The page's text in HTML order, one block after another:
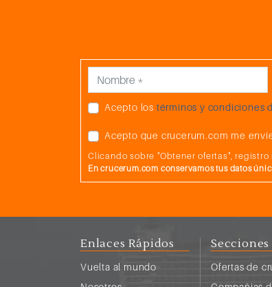
Acepto los términos y condiciones
Acepto que crucerum.com me
Clicando sobre "Obtener ofertas",
En crucerum.com conservamos tus datos
Enlaces Rápidos
Vuelta al mundo
Secciones
Ofertas de